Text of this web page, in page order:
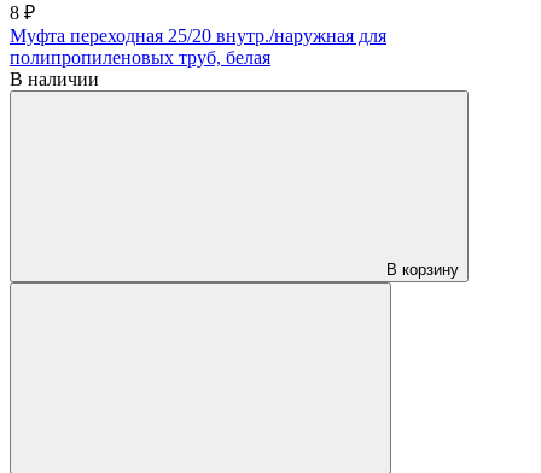
8 ₽
Муфта переходная 25/20 внутр./наружная для
полипропиленовых труб, белая
В наличии
В корзину